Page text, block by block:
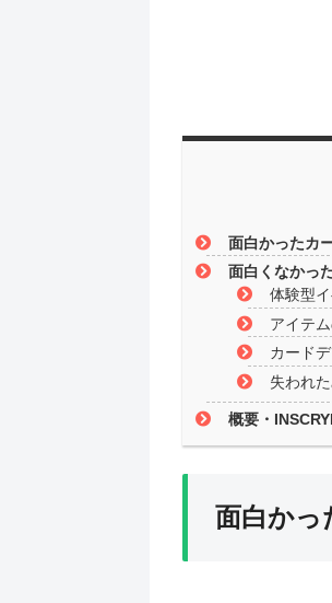
面白かったカ
面白くなかっ
体験型
アイテ
カード
失われ
概要・
面白かっ